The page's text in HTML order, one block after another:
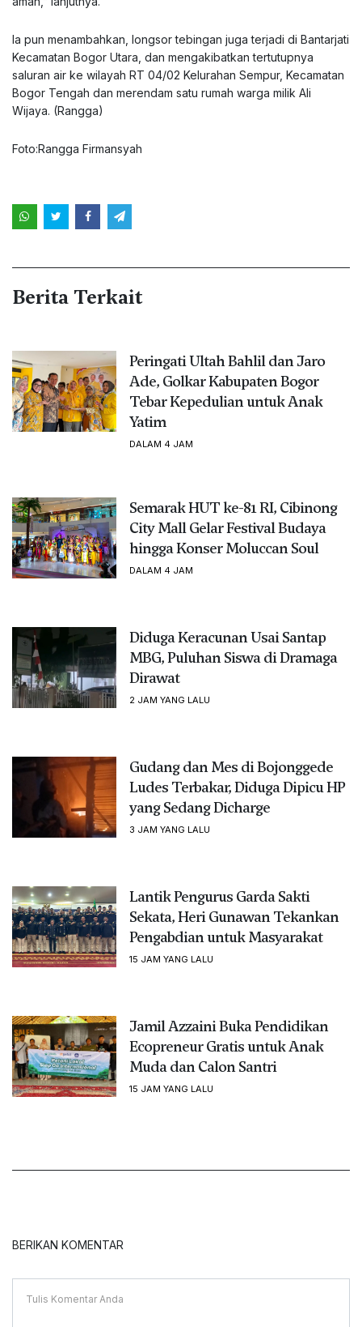
Ia pun menambahkan, longsor tebingan juga terjadi di Bantarjati
Kecamatan Bogor Utara, dan mengakibatkan tertutupnya
saluran air ke wilayah RT 04/02 Kelurahan Sempur, Kecamatan
Bogor Tengah dan merendam satu rumah warga milik Ali
Wijaya. (Rangga)
Foto:Rangga Firmansyah
Berita Terkait
Peringati Ultah Bahlil dan Jaro
Ade, Golkar Kabupaten Bogor
Tebar Kepedulian untuk Anak
Yatim
DALAM 4 JAM
Semarak HUT ke-81 RI, Cibinong
City Mall Gelar Festival Budaya
hingga Konser Moluccan Soul
DALAM 4 JAM
Diduga Keracunan Usai Santap
MBG, Puluhan Siswa di Dramaga
Dirawat
2 JAM YANG LALU
Gudang dan Mes di Bojonggede
Ludes Terbakar, Diduga Dipicu HP
yang Sedang Dicharge
3 JAM YANG LALU
Lantik Pengurus Garda Sakti
Sekata, Heri Gunawan Tekankan
Pengabdian untuk Masyarakat
15 JAM YANG LALU
Jamil Azzaini Buka Pendidikan
Ecopreneur Gratis untuk Anak
Muda dan Calon Santri
15 JAM YANG LALU
BERIKAN KOMENTAR